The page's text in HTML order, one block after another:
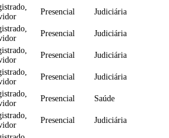
Presencial Judiciária
Presencial Judiciária
Presencial Judiciária
Presencial Judiciária
Presencial Saúde
Presencial Judiciária